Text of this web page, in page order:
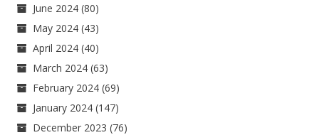
June 2024 (80)
May 2024 (43)
April 2024 (40)
March 2024 (63)
February 2024 (69)
January 2024 (147)
December 2023 (76)